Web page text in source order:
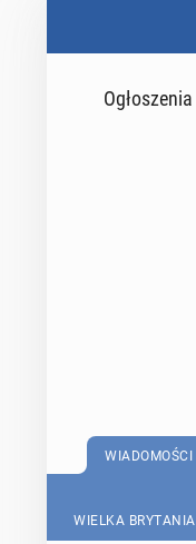
Ogłoszenia
WIADOMOŚCI
WIELKA BRYTANIA